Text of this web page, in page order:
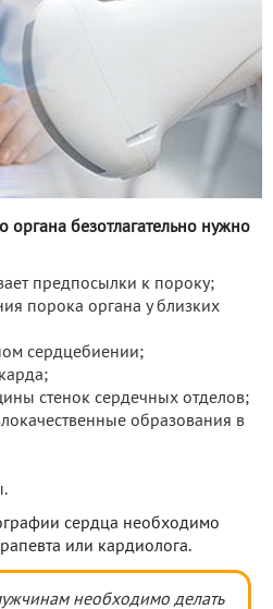
органа безотлагательно нужно
предпосылки к пороку;
порока органа у близких
сердцебиении;
стенок сердечных отделов;
образования в
сердца необходимо
или кардиолога.
необходимо делать